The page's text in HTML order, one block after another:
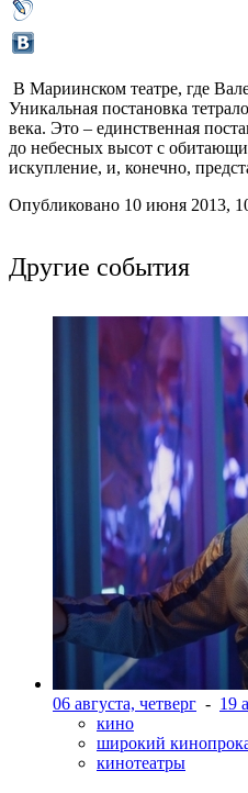
В Мариинском театре, где
Уникальная постановка
века. Это – единственная
до небесных высот с
искупление, и, конечно,
Опубликовано 10 июня 2013,
Другие события
06 августа, четверг - 19
кино
широкий
кинотеатры